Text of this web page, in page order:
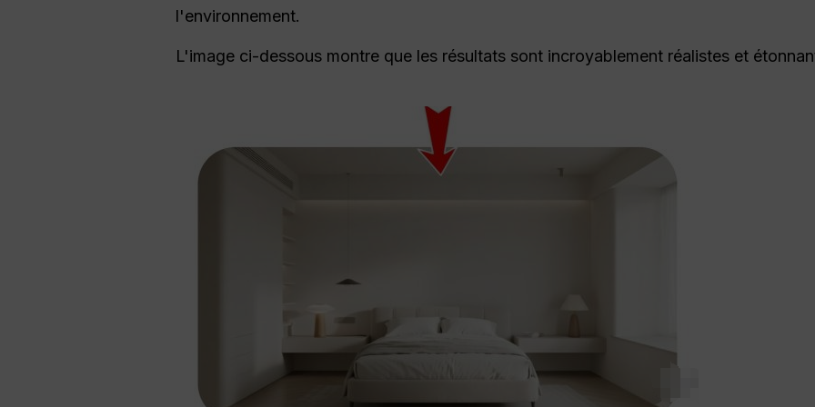
l'environnement.
L'image ci-dessous montre que les résultats sont incroyablement réalistes et